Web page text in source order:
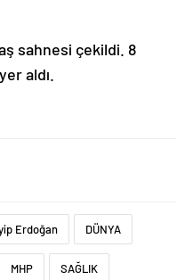
sahnesi çekildi. 8
aldı.
Erdoğan DÜNYA
MHP SAĞLIK